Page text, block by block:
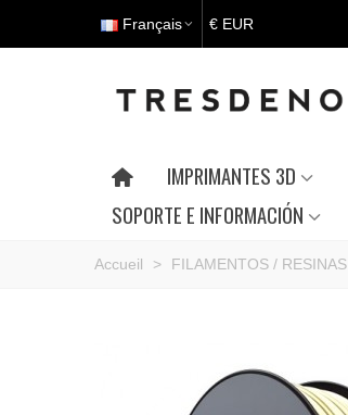
Français € EUR
IMPRIMANTES 3D
SOPORTE E INFORMACIÓN
Accueil > FILAMENTOS / RESINAS